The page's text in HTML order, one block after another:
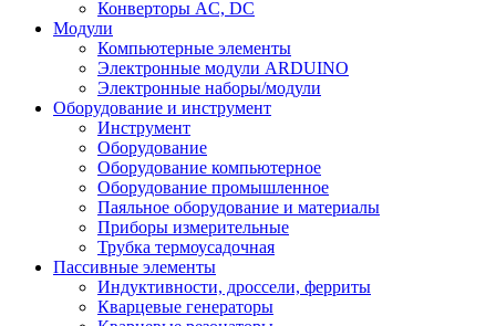
Конверторы AC, DC
Модули
Компьютерные элементы
Электронные модули ARDUINO
Электронные наборы/модули
Оборудование и инструмент
Инструмент
Оборудование
Оборудование компьютерное
Оборудование промышленное
Паяльное оборудование и материалы
Приборы измерительные
Трубка термоусадочная
Пассивные элементы
Индуктивности, дроссели, ферриты
Кварцевые генераторы